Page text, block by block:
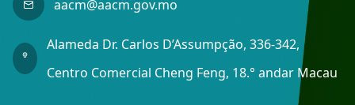
aacm@aacm.gov.mo
Alameda Dr. Carlos D’Assumpção, 336-342,
Centro Comercial Cheng Feng, 18.° andar Macau